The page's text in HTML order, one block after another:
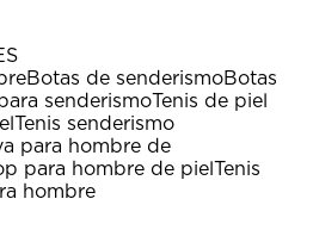
Botas de senderismoBotas
senderismoTenis de piel
Tenis senderismo
para hombre de
para hombre de piel Tenis
hombre